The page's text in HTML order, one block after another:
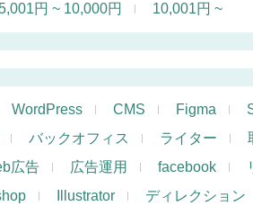
円 ~ 10,000円 10,001円 ~
WordPress CMS Figma
バックオフィス ライター
広告 広告運用 facebook
Illustrator
ディレクション